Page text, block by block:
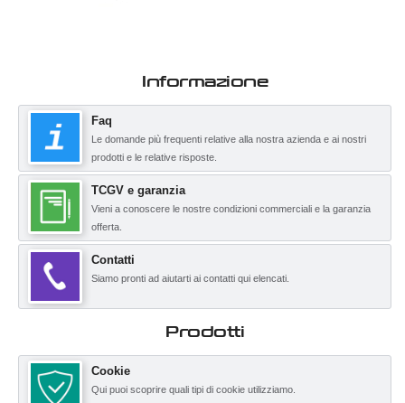
Informazione
Faq
Le domande più frequenti relative alla nostra azienda e ai nostri
prodotti e le relative risposte.
TCGV e garanzia
Vieni a conoscere le nostre condizioni commerciali e la garanzia
offerta.
Contatti
Siamo pronti ad aiutarti ai contatti qui elencati.
Prodotti
Cookie
Qui puoi scoprire quali tipi di cookie utilizziamo.